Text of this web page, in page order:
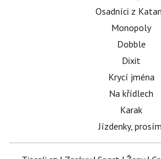
Osadníci z
Monopoly
Dobble
Dixit
Krycí jména
Na křídlech
Karak
Jízdenky,